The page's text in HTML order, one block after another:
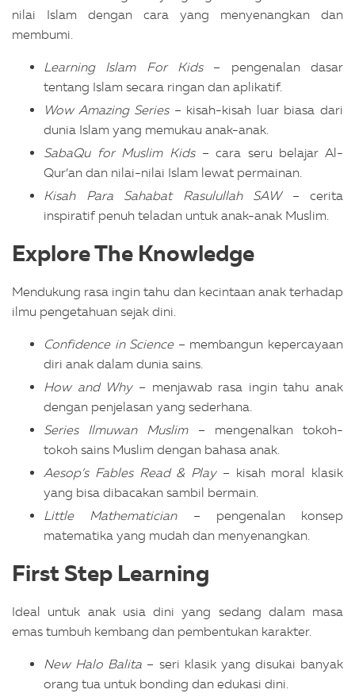
nilai Islam dengan cara yang menyenangkan dan
membumi.
Learning Islam For Kids– pengenalan dasar
tentang Islam secara ringan dan aplikatif.
Wow Amazing Series– kisah-kisah luar biasa dari
dunia Islam yang memukau anak-anak.
SabaQu for Muslim Kids– cara seru belajar Al-
Qur’an dan nilai-nilai Islam lewat permainan.
Kisah Para Sahabat Rasulullah SAW– cerita
inspiratif penuh teladan untuk anak-anak Muslim.
Explore The Knowledge
Mendukung rasa ingin tahu dan kecintaan anak terhadap
ilmu pengetahuan sejak dini.
Confidence in Science– membangun kepercayaan
diri anak dalam dunia sains.
How and Why– menjawab rasa ingin tahu anak
dengan penjelasan yang sederhana.
Series Ilmuwan Muslim– mengenalkan tokoh-
tokoh sains Muslim dengan bahasa anak.
Aesop’s Fables Read & Play– kisah moral klasik
yang bisa dibacakan sambil bermain.
Little Mathematician– pengenalan konsep
matematika yang mudah dan menyenangkan.
First Step Learning
Ideal untuk anak usia dini yang sedang dalam masa
emas tumbuh kembang dan pembentukan karakter.
New Halo Balita – seri klasik yang disukai banyak
orang tua untuk bonding dan edukasi dini.